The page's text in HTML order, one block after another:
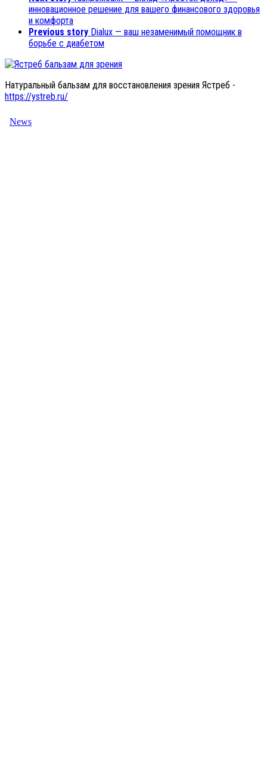
инновационное решение для вашего финансового здоровья
и комфорта
Previous story Dialux — ваш незаменимый помощник в
борьбе с диабетом
Натуральный бальзам для восстановления зрения Ястреб -
https://ystreb.ru/